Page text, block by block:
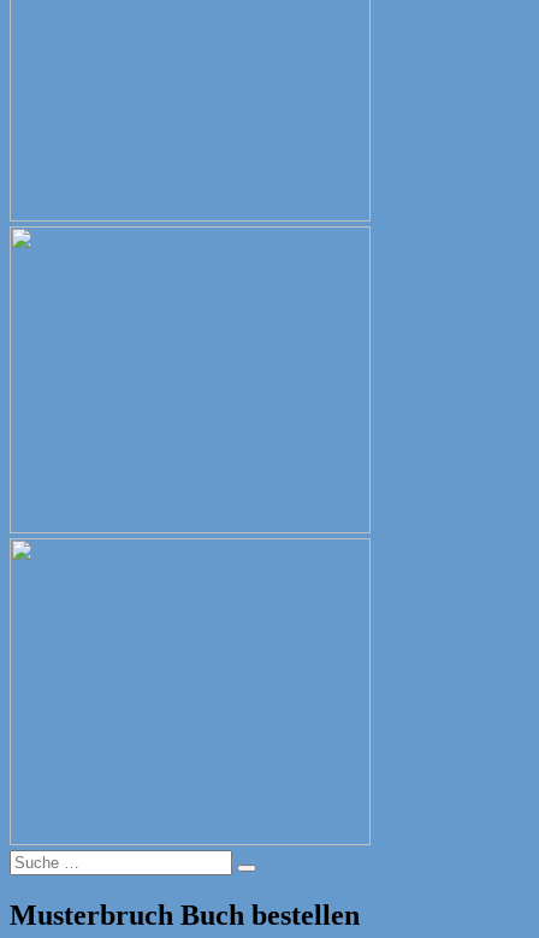
Suche
nach:
Suche
Musterbruch Buch bestellen